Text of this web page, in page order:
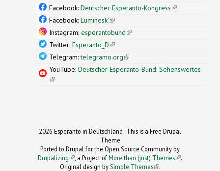
external)
Facebook: Deutscher Esperanto-Kongress(link is
Facebook: Luminesk'(link is external)
Instagram: esperantobund(link is external)
Twitter: Esperanto_D(link is external)
Telegram:telegramo.org(link is external)
YouTube: Deutscher Esperanto-Bund: Sehenswertes
(link is external)
2026 Esperanto in Deutschland- This is a Free Drupal
Theme
Ported to Drupal for the Open Source Community by
Drupalizing(link is external)
, a Project ofMore than (just) Themes (link is
.
Original design by Simple Themes
(link is
.